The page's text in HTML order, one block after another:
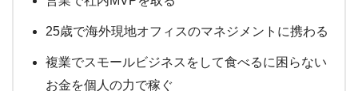
25歳で海外現地オフィスのマネジメントに携わる
複業でスモールビジネスをして食べるに困らない
お金を個人の力で稼ぐ